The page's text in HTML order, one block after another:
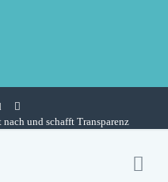
und schafft Transparenz